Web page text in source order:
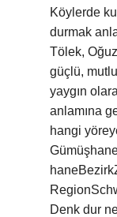
Köylerde
durmak
Tölek,
güçlü,
yaygın
anlamına
hangi
Denk dur